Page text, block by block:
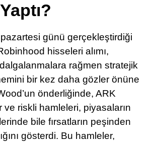
Telegram
günü gerçekleştirdiği
hisseleri alımı,
rağmen stratejik
bir kez daha gözler önüne
önderliğinde, ARK
ve riskli hamleleri, piyasaların
bile fırsatların peşinden
gösterdi. Bu hamleler,